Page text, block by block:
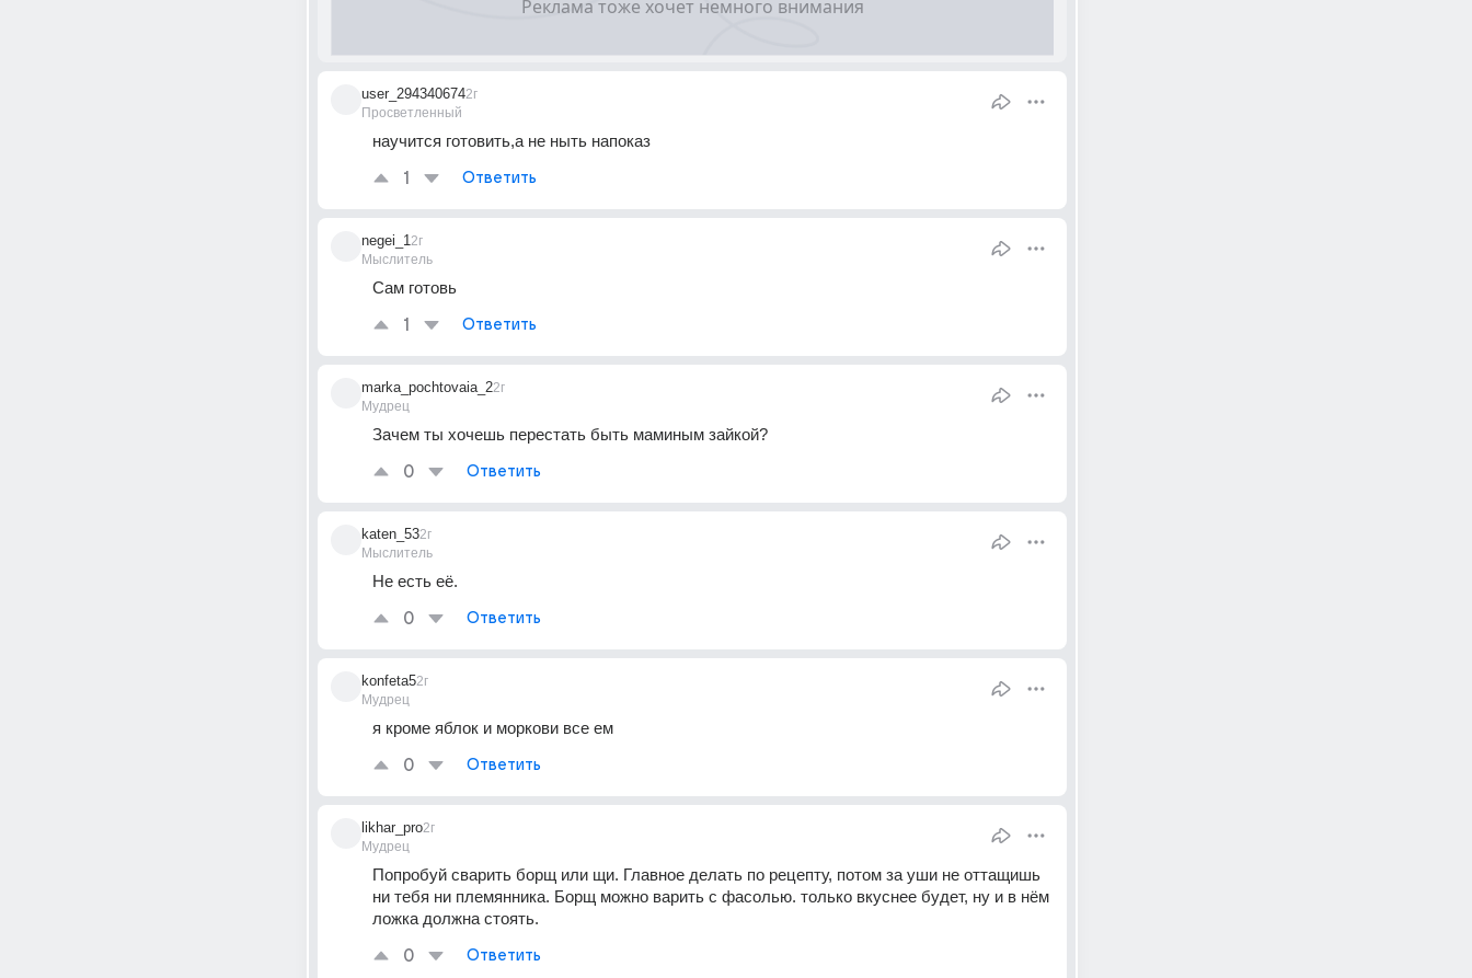
user_294340674
Просветленный
2г
научится готовить,а не ныть напоказ
1 Ответить
negei_1
Мыслитель
2г
Сам готовь
1 Ответить
marka_pochtovaia_2
Мудрец
2г
Зачем ты хочешь перестать быть маминым зайкой?
0 Ответить
katen_53
Мыслитель
2г
Не есть её.
0 Ответить
konfeta5
Мудрец
2г
я кроме яблок и моркови все ем
0 Ответить
likhar_pro
Мудрец
2г
Попробуй сварить борщ или щи. Главное делать по рецепту, потом за уши не оттащишь
ни тебя ни племянника. Борщ можно варить с фасолью. только вкуснее будет, ну и в нём
ложка должна стоять.
0 Ответить